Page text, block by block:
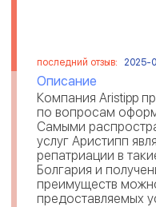
последний отзыв: 2025-
Описание
Компания Aristipp
по вопросам
Самыми
услуг Аристипп
репатриации в
Болгария и
преимуществ
предоставляемых